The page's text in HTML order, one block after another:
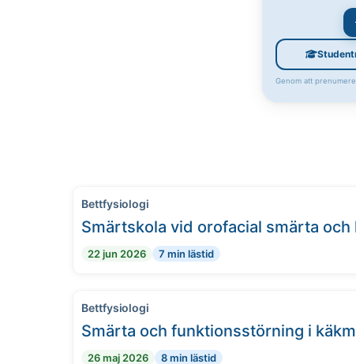
Genom att
Bettfysiologi
Smärtskola vid orofacial smärta
22 jun 2026 7 min lästid
Bettfysiologi
Smärta och funktionsstörning i
26 maj 2026 8 min lästid